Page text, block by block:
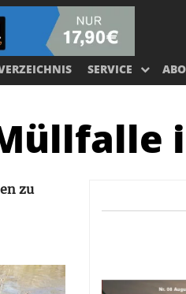
SERVICE
zu